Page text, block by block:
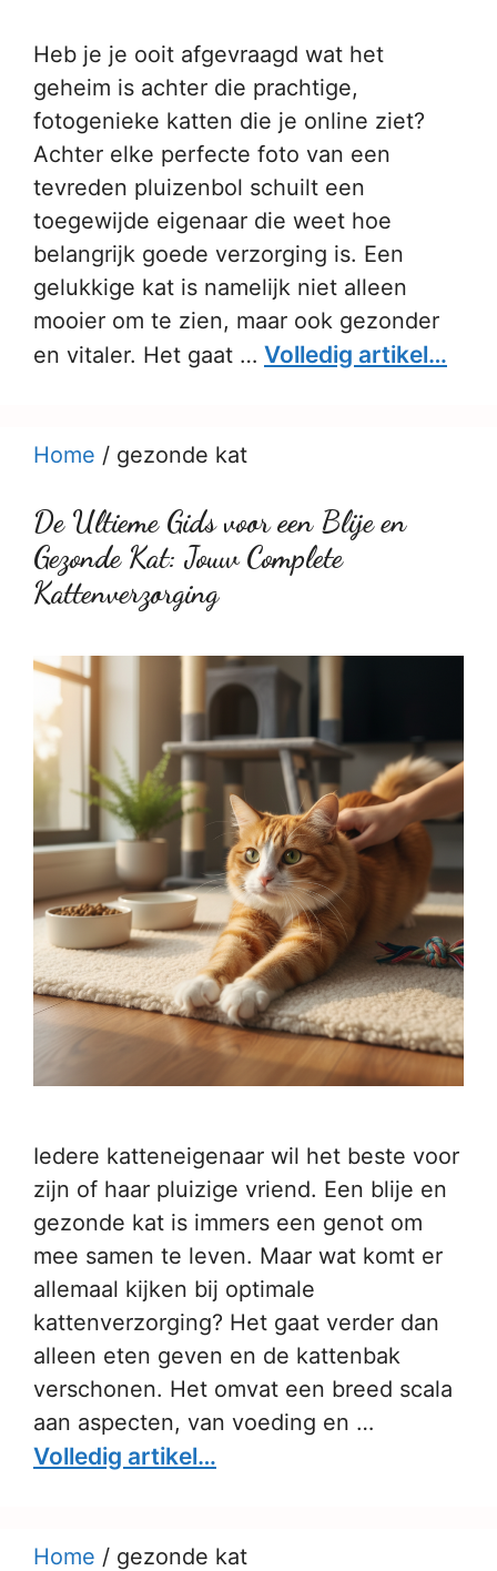
Heb je je ooit afgevraagd wat het
geheim is achter die prachtige,
fotogenieke katten die je online ziet?
Achter elke perfecte foto van een
tevreden pluizenbol schuilt een
toegewijde eigenaar die weet hoe
belangrijk goede verzorging is. Een
gelukkige kat is namelijk niet alleen
mooier om te zien, maar ook gezonder
en vitaler. Het gaat … Volledig artikel…
Home / gezonde kat
De Ultieme Gids voor een Blije en
Gezonde Kat: Jouw Complete
Kattenverzorging
Iedere katteneigenaar wil het beste voor
zijn of haar pluizige vriend. Een blije en
gezonde kat is immers een genot om
mee samen te leven. Maar wat komt er
allemaal kijken bij optimale
kattenverzorging? Het gaat verder dan
alleen eten geven en de kattenbak
verschonen. Het omvat een breed scala
aan aspecten, van voeding en …
Volledig artikel…
Home / gezonde kat